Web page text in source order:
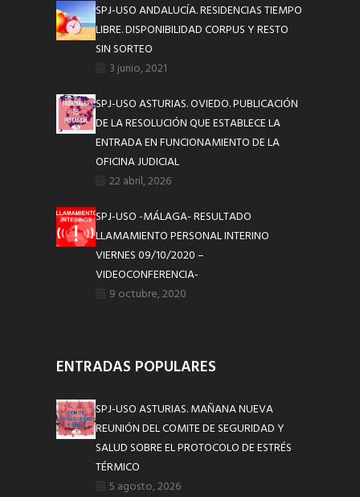
SPJ-USO ANDALUCÍA. RESIDENCIAS TIEMPO
LIBRE. DISPONIBILIDAD CORPUS Y RESTO
SIN SORTEO
3 junio, 2021
SPJ-USO ASTURIAS. OVIEDO. PUBLICACIÓN
DE LA RESOLUCIÓN QUE ESTABLECE LA
ENTRADA EN FUNCIONAMIENTO DE LA
OFICINA JUDICIAL
22 abril, 2026
SPJ-USO -MÁLAGA- RESULTADO
LLAMAMIENTO PERSONAL INTERINO
VIERNES 09/10/2020 –
VIDEOCONFERENCIA-
9 octubre, 2020
ENTRADAS POPULARES
SPJ-USO ASTURIAS. MAÑANA NUEVA
REUNIÓN DEL COMITE DE SEGURIDAD Y
SALUD SOBRE EL PROTOCOLO DE ESTRÉS
TÉRMICO
5 agosto, 2026